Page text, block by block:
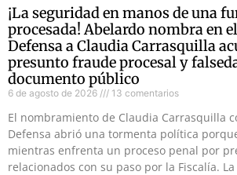
¡La seguridad en manos de una
procesada! Abelardo nombra en
Defensa a Claudia Carrasquilla
presunto fraude procesal y
documento público
6 de agosto de 2026 13 comentarios
El nombramiento de Claudia Carrasquilla
Defensa abrió una tormenta política
mientras enfrenta un proceso penal por
relacionados con su paso por la Fiscalía.